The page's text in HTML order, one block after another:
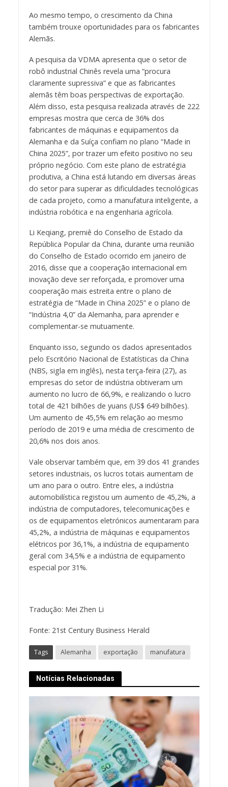
Ao mesmo tempo, o crescimento da China
também trouxe oportunidades para os fabricantes
Alemãs.
A pesquisa da VDMA apresenta que o setor de
robô industrial Chinês revela uma “procura
claramente supressiva” e que as fabricantes
alemãs têm boas perspectivas de exportação.
Além disso, esta pesquisa realizada através de 222
empresas mostra que cerca de 36% dos
fabricantes de máquinas e equipamentos da
Alemanha e da Suíça confiam no plano “Made in
China 2025”, por trazer um efeito positivo no seu
próprio negócio. Com este plano de estratégia
produtiva, a China está lutando em diversas áreas
do setor para superar as dificuldades tecnológicas
de cada projeto, como a manufatura inteligente, a
indústria robótica e na engenharia agrícola.
Li Keqiang, premiê do Conselho de Estado da
República Popular da China, durante uma reunião
do Conselho de Estado ocorrido em janeiro de
2016, disse que a cooperação internacional em
inovação deve ser reforçada, e promover uma
cooperação mais estreita entre o plano de
estratégia de “Made in China 2025” e o plano de
“Indústria 4,0” da Alemanha, para aprender e
complementar-se mutuamente.
Enquanto isso, segundo os dados apresentados
pelo Escritório Nacional de Estatísticas da China
(NBS, sigla em inglês), nesta terça-feira (27), as
empresas do setor de indústria obtiveram um
aumento no lucro de 66,9%, e realizando o lucro
total de 421 bilhões de yuans (US$ 649 bilhões).
Um aumento de 45,5% em relação ao mesmo
período de 2019 e uma média de crescimento de
20,6% nos dois anos.
Vale observar também que, em 39 dos 41 grandes
setores industriais, os lucros totais aumentam de
um ano para o outro. Entre eles, a indústria
automobilística registou um aumento de 45,2%, a
indústria de computadores, telecomunicações e
os de equipamentos eletrónicos aumentaram para
45,2%, a indústria de máquinas e equipamentos
elétricos por 36,1%, a indústria de equipamento
geral com 34,5% e a indústria de equipamento
especial por 31%.
Tradução: Mei Zhen Li
Fonte: 21st Century Business Herald
Tags Alemanha exportação manufatura
Notícias Relacionadas